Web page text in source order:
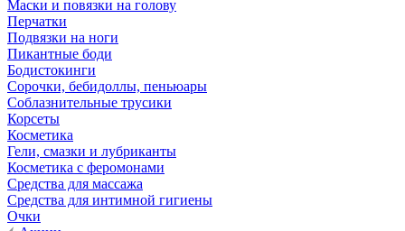
Маски и повязки на голову
Перчатки
Подвязки на ноги
Пикантные боди
Бодистокинги
Сорочки, бебидоллы, пеньюары
Соблазнительные трусики
Корсеты
Косметика
Гели, смазки и лубриканты
Косметика с феромонами
Средства для массажа
Средства для интимной гигиены
Очки